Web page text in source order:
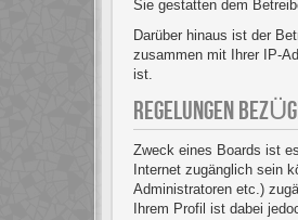
Sie gestatten dem
Darüber hinaus ist der
zusammen mit Ihrer IP-
ist.
REGELUNGEN
Zweck eines Boards ist
Internet zugänglich sein
Administratoren etc.)
Ihrem Profil ist dabei